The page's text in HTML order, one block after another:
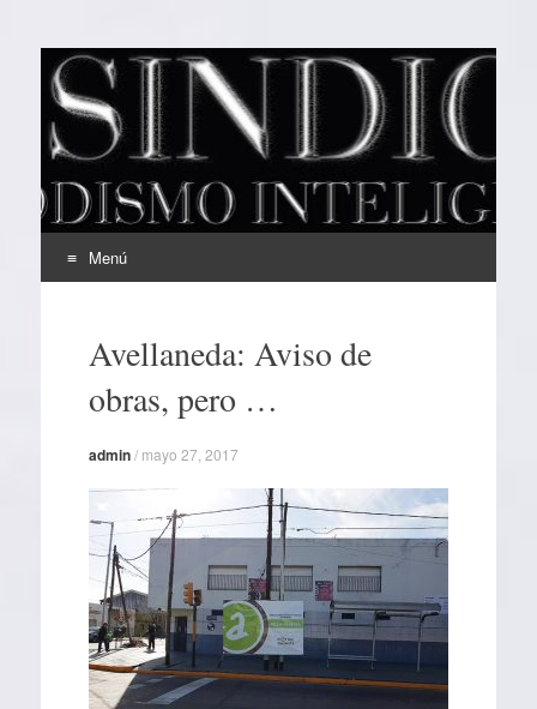
EL SINDICAL
Periodismo Inteligente
Menú
contenidoAvellaneda: Aviso de
obras, pero …
admin/ mayo 27, 2017